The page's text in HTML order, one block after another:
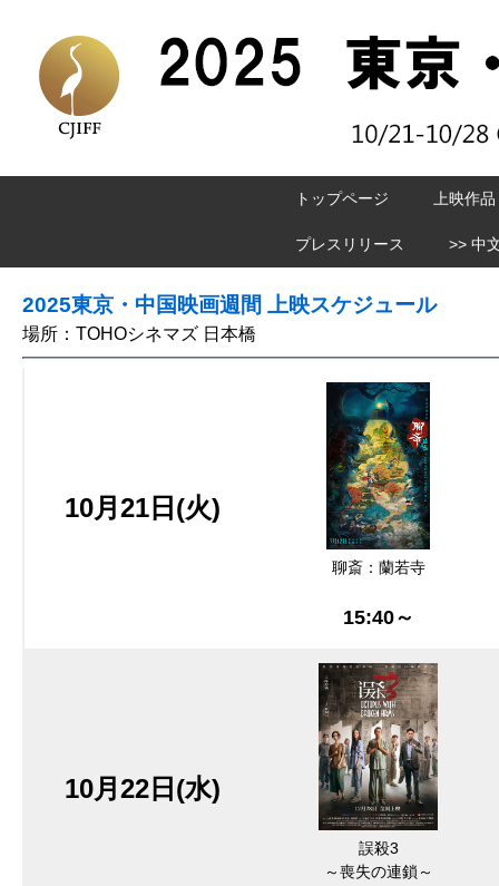
トップページ 上映作品
プレスリリース >> 中
2025東京・中国映画週間 上映スケジュール
場所：TOHOシネマズ 日本橋
10月21日(火)
聊斎：蘭若寺
15:40～
10月22日(水)
誤殺3
～喪失の連鎖～